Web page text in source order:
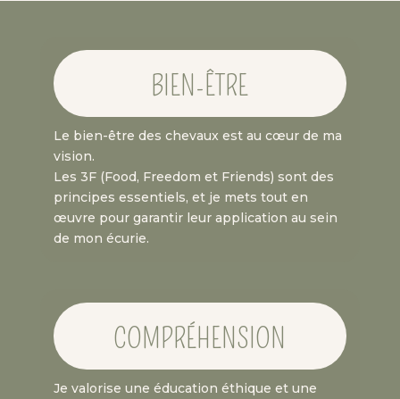
BIEN-ÊTRE
Le bien-être des chevaux est au cœur de ma
vision.
Les 3F (Food, Freedom et Friends) sont des
principes essentiels, et je mets tout en
œuvre pour garantir leur application au sein
de mon écurie.
COMPRÉHENSION
Je valorise une éducation éthique et une